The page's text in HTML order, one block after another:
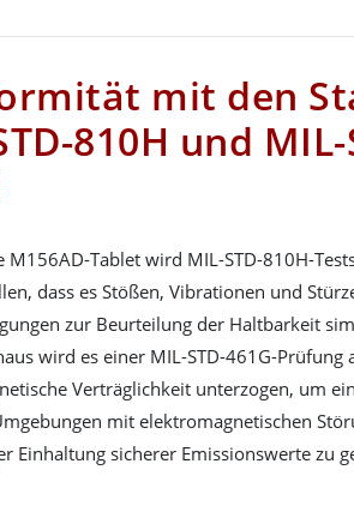
mit den
810H und MIL-
M156AD-Tablet wird MIL-STD-810H-
dass es Stößen, Vibrationen und
zur Beurteilung der Haltbarkeit
wird es einer MIL-STD-461G-Prüfung
Verträglichkeit unterzogen, um
mit elektromagnetischen
Einhaltung sicherer Emissionswerte zu